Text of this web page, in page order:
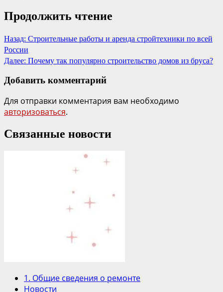
Продолжить чтение
Назад: Строительные работы и аренда стройтехники по всей
России
Далее: Почему так популярно строительство домов из бруса?
Добавить комментарий
Для отправки комментария вам необходимо
авторизоваться.
Связанные новости
1. Общие сведения о ремонте
Новости